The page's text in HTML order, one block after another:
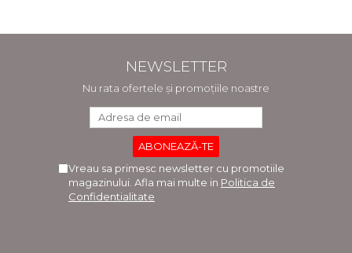
NEWSLETTER
Nu rata ofertele și promoțiile noastre
Vreau sa primesc newsletter cu promotiile
magazinului. Afla mai multe in Politica de
Confidentialitate